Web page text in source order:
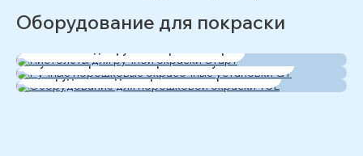
Оборудование для покраски
Ручные порошковые окрасочные установки GT
Оборудование для порошковой окраски TSL